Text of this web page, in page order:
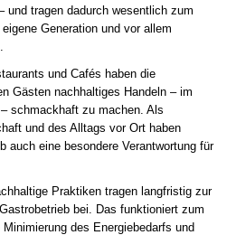
und tragen dadurch wesentlich zum
Generation und vor allem
und Cafés haben die
Gästen nachhaltiges Handeln – im
schmackhaft zu machen. Als
und des Alltags vor Ort haben
auch eine besondere Verantwortung für
Praktiken tragen langfristig zur
bei. Das funktioniert zum
des Energiebedarfs und